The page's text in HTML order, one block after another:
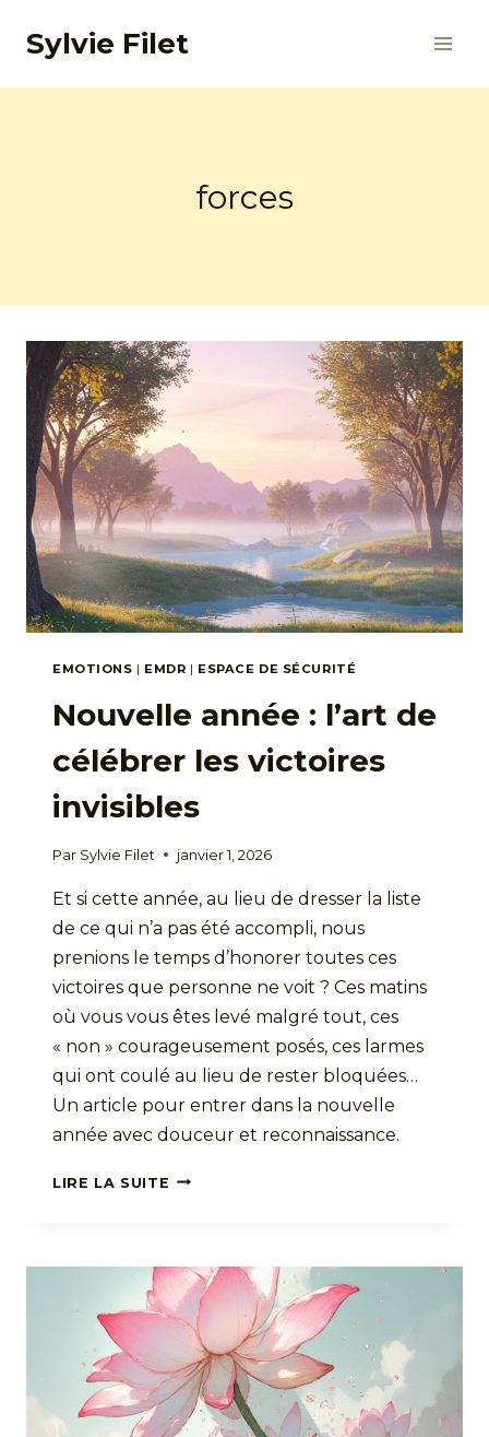
Sylvie Filet
forces
EMOTIONS | EMDR | ESPACE DE SÉCURITÉ
Nouvelle année : l’art de
célébrer les victoires
invisibles
Par Sylvie Filet janvier 1, 2026
Et si cette année, au lieu de dresser la liste
de ce qui n’a pas été accompli, nous
prenions le temps d’honorer toutes ces
victoires que personne ne voit ? Ces matins
où vous vous êtes levé malgré tout, ces
« non » courageusement posés, ces larmes
qui ont coulé au lieu de rester bloquées…
Un article pour entrer dans la nouvelle
année avec douceur et reconnaissance.
LIRE LA SUITE NOUVELLE
DE
CÉLÉBRER
LES
VICTOIRES
INVISIBLES